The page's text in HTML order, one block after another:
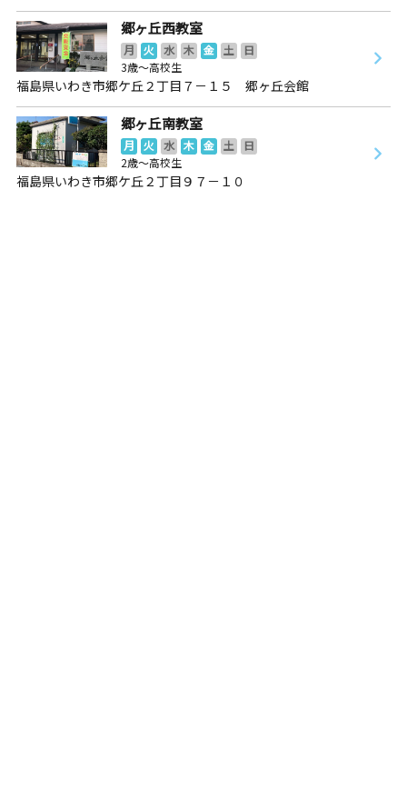
郷ヶ丘西教室
月 火 水 木 金 土
日
3歳～高校生
福島県いわき市郷ケ丘２丁目７－１５ 郷ヶ丘会館
郷ヶ丘南教室
月 火 水 木 金 土
日
2歳～高校生
福島県いわき市郷ケ丘２丁目９７－１０